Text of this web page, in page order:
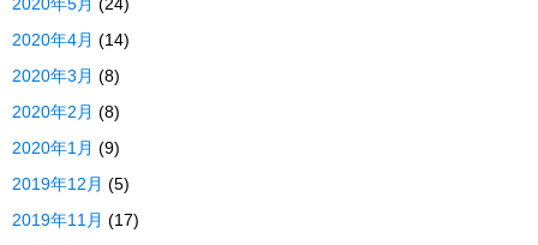
2020年4月 (14)
2020年3月 (8)
2020年2月 (8)
2020年1月 (9)
2019年12月 (5)
2019年11月 (17)